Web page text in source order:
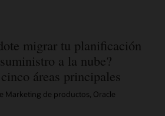
migrar tu planificación
a la nube?
áreas principales
Marketing de productos, Oracle